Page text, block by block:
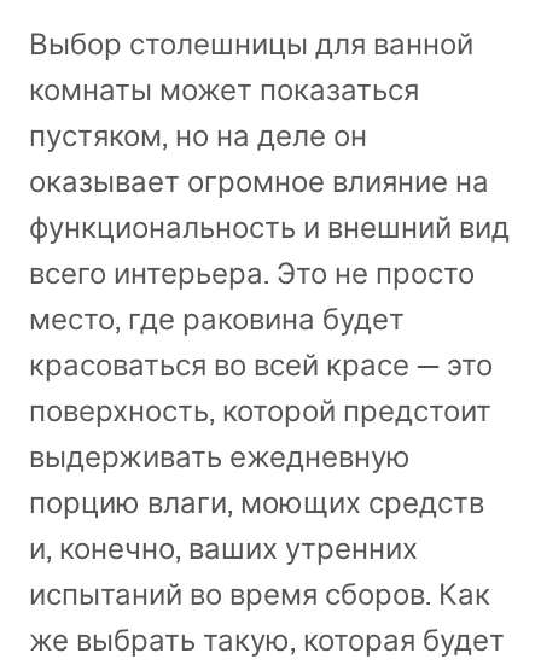
Выбор столешницы для ванной
комнаты может показаться
пустяком, но на деле он
оказывает огромное влияние на
функциональность и внешний вид
всего интерьера. Это не просто
место, где раковина будет
красоваться во всей красе — это
поверхность, которой предстоит
выдерживать ежедневную
порцию влаги, моющих средств
и, конечно, ваших утренних
испытаний во время сборов. Как
же выбрать такую, которая будет